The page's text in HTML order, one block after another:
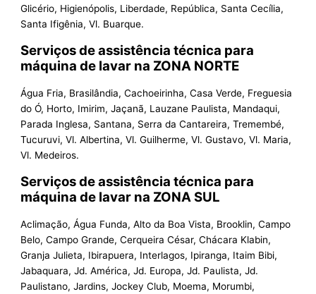
Glicério, Higienópolis, Liberdade, República, Santa Cecília,
Santa Ifigênia, Vl. Buarque.
Serviços de assistência técnica para
máquina de lavar na ZONA NORTE
Água Fria, Brasilândia, Cachoeirinha, Casa Verde, Freguesia
do Ó, Horto, Imirim, Jaçanã, Lauzane Paulista, Mandaqui,
Parada Inglesa, Santana, Serra da Cantareira, Tremembé,
Tucuruvi, Vl. Albertina, Vl. Guilherme, Vl. Gustavo, Vl. Maria,
Vl. Medeiros.
Serviços de assistência técnica para
máquina de lavar na ZONA SUL
Aclimação, Água Funda, Alto da Boa Vista, Brooklin, Campo
Belo, Campo Grande, Cerqueira César, Chácara Klabin,
Granja Julieta, Ibirapuera, Interlagos, Ipiranga, Itaim Bibi,
Jabaquara, Jd. América, Jd. Europa, Jd. Paulista, Jd.
Paulistano, Jardins, Jockey Club, Moema, Morumbi,